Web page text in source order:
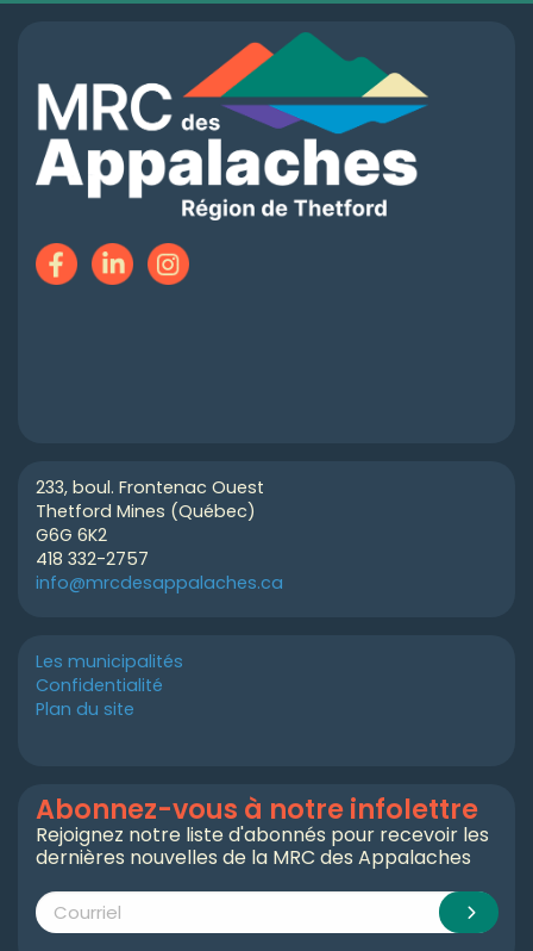
233, boul. Frontenac Ouest
Thetford Mines (Québec)
G6G 6K2
418 332-2757
info@mrcdesappalaches.ca
Les municipalités
Confidentialité
Plan du site
Abonnez-vous à notre infolettre
Rejoignez notre liste d'abonnés pour recevoir les
dernières nouvelles de la MRC des Appalaches